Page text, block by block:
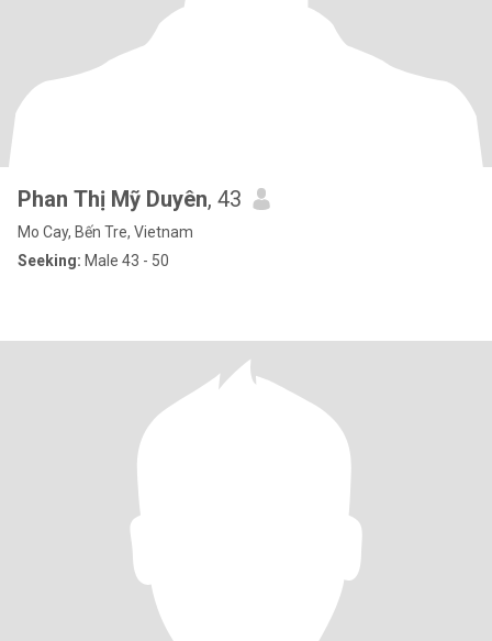
Phan Thị Mỹ Duyên, 43
Mo Cay, Bến Tre, Vietnam
Seeking: Male 43 - 50